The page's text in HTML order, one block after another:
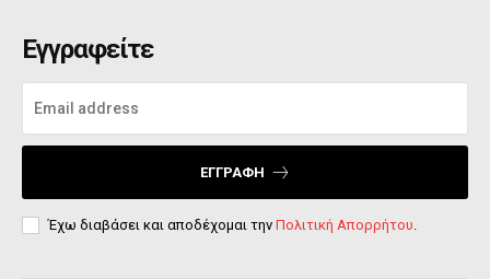
Εγγραφείτε
ΕΓΓΡΑΦΉ
Έχω διαβάσει και αποδέχομαι την Πολιτική Απορρήτου